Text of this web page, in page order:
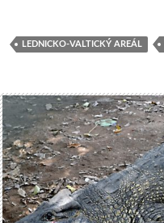
LEDNICKO-VALTICKÝ AREÁL